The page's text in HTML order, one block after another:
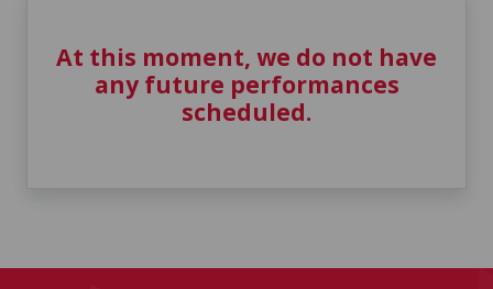
At this moment, we do not have
any future performances
scheduled.